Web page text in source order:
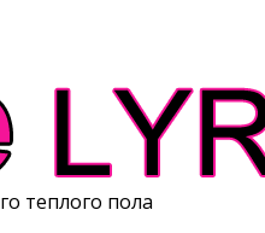
теплого пола